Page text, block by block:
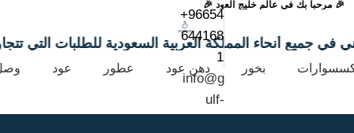
🎉 مرحباً بك في عالم خليج العود 🎉
في جميع أنحاء المملكة العربية السعودية للطلبات التي
عود عطور دهن عود بخور
+96654
644168
1
info@g
ulf-